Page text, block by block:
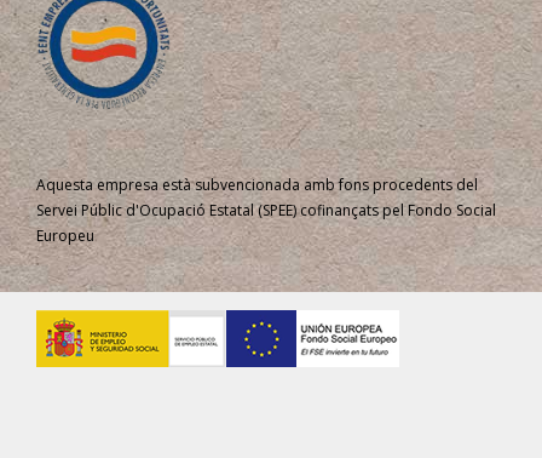
Aquesta empresa està subvencionada amb fons procedents del
Servei Públic d'Ocupació Estatal (SPEE) cofinançats pel Fondo Social
Europeu